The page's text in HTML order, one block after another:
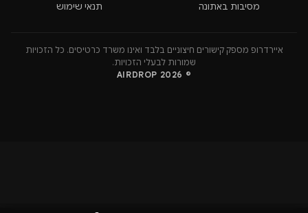
מסיבות באתונה
תנאי שימוש
איירדרופ מספק קישורים חיצוניים בלבד ואינו משרד כרטיסים. כל הזכויות
שמורות לבעלי הזכויות.
© 2026 AIRDROP